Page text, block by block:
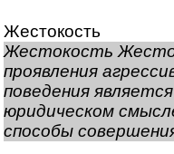
Жестокость
Жестокость
проявления
поведения
юридическом
способы